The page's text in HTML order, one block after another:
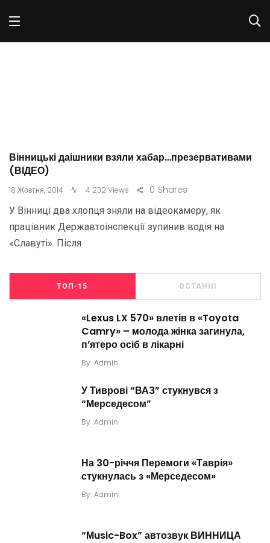
Вінницькі даішники взяли хабар…презервативами
(ВІДЕО)
18 Жовтня, 2014 4 232 Views Shares
0
У Вінниці два хлопця зняли на відеокамеру, як
працівник Державтоінспекції зупинив водія на
«Славуті». Після
ТОП-15 ОСТАННІ
«Lexus LX 570» влетів в «Toyota
Camry» – молода жінка загинула,
п’ятеро осіб в лікарні
By Admin
У Тиврові “ВАЗ” стукнувся з
“Мерседесом”
By Admin
На 30-річчя Перемоги «Таврія»
стукнулась з «Мерседесом»
By Admin
“Мusic-Box” автозвук ВИННИЦА